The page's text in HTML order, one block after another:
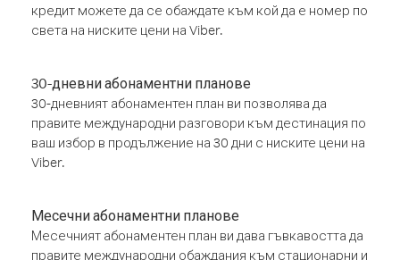
кредит можете да се обаждате към кой да е номер по
света на ниските цени на Viber.
30-дневни абонаментни планове
30-дневният абонаментен план ви позволява да
правите международни разговори към дестинация по
ваш избор в продължение на 30 дни с ниските цени на
Viber.
Месечни абонаментни планове
Месечният абонаментен план ви дава гъвкавостта да
правите международни обаждания към стационарни и